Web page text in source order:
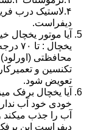
دیفراست.
آیا موتور یخچال
محافظتی
تکنسین و
تعویض شود.
آیا یخچال برفک
خودی خود آب
آب را جذب
دیفراست این